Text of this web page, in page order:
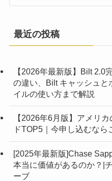
最近の投稿
【2026年最新版】Bilt 2.0
の違い、Bilt キャッシュと
イルの使い方まで解説
【2026年6月版】アメリ
ドTOP5｜今申し込むなら
[2025年最新版]Chase
本当に価値があるのか？|
ーブ